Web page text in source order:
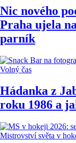
Nic nového
Praha ujela
parník
Volný čas
Hádanka z
roku 1986 a
Mistrovství světa v